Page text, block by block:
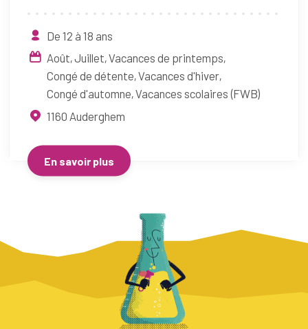
De 12 à 18 ans
Août Juillet Vacances de printemps
Congé de détente Vacances d'hiver
Congé d'automne Vacances scolaires (FWB)
1160 Auderghem
En savoir plus